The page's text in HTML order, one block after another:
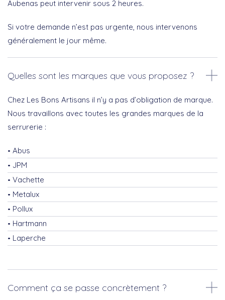
Aubenas peut intervenir sous 2 heures.
Si votre demande n’est pas urgente, nous intervenons
généralement le jour même.
Quelles sont les marques que vous proposez ?
Chez Les Bons Artisans il n’y a pas d’obligation de marque.
Nous travaillons avec toutes les grandes marques de la
serrurerie :
Abus
JPM
Vachette
Metalux
Pollux
Hartmann
Laperche
Comment ça se passe concrètement ?